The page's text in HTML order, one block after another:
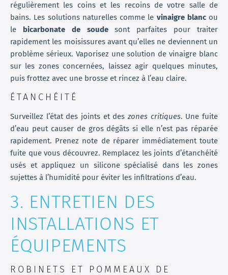
régulièrement les coins et les recoins de votre salle de
bains. Les solutions naturelles comme le vinaigre blancou
le bicarbonate de soudesont parfaites pour traiter
rapidement les moisissures avant qu’elles ne deviennent un
problème sérieux. Vaporisez une solution de vinaigre blanc
sur les zones concernées, laissez agir quelques minutes,
puis frottez avec une brosse et rincez à l’eau claire.
ÉTANCHÉITÉ
Surveillez l’état des joints et deszones critiques. Une fuite
d’eau peut causer de gros dégâts si elle n’est pas réparée
rapidement. Prenez note de réparer immédiatement toute
fuite que vous découvrez. Remplacez les joints d’étanchéité
usés et appliquez un silicone spécialisé dans les zones
sujettes à l’humidité pour éviter les infiltrations d’eau.
3. ENTRETIEN DES
INSTALLATIONS ET
ÉQUIPEMENTS
ROBINETS ET POMMEAUX DE